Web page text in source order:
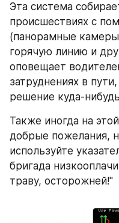
Эта система
происшествиях с
(панорамные
горячую линию и
оповещает
затруднениях в
решение куда-
Также иногда на
добрые пожелания,
используйте
бригада
траву, осторожней!"